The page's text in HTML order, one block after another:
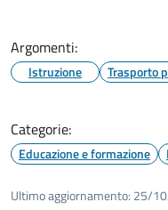
Argomenti:
Istruzione Trasporto
Categorie:
Educazione e formazione
Ultimo aggiornamento: 25/